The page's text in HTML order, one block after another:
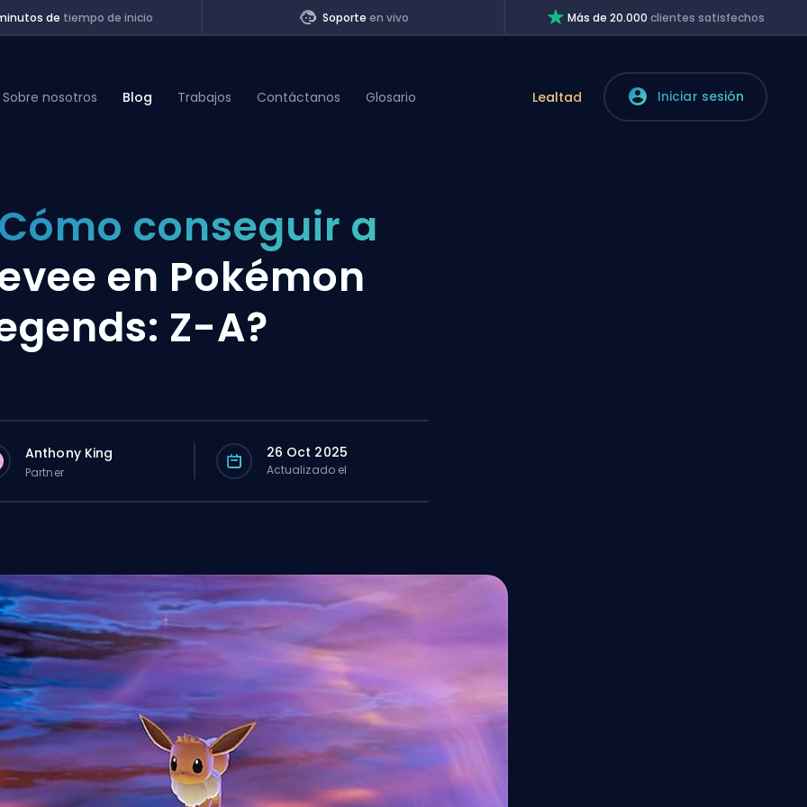
de tiempo de inicio Soporteen vivo Más de 20.000clientes satisfechos
Sobre nosotros Blog Trabajos Contáctanos Glosario Lealtad Iniciar sesión
conseguir a
en Pokémon
Z-A?
Anthony King
Partner
26 Oct 2025
Actualizado el